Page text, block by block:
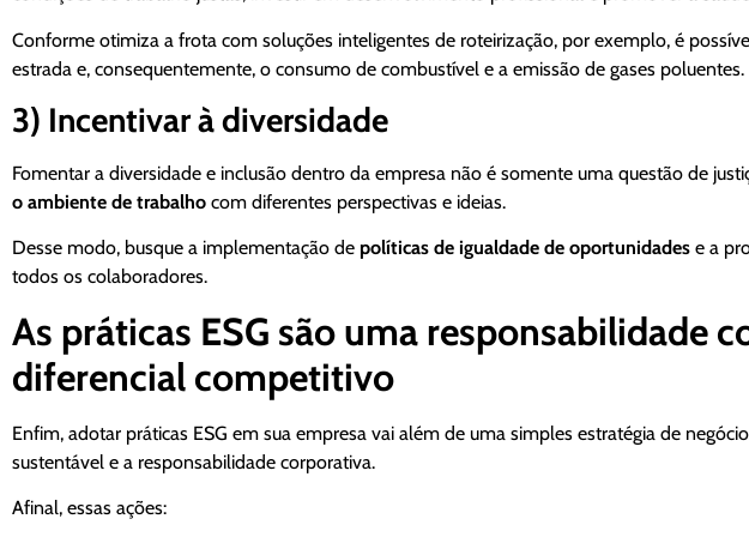
Conforme otimiza a frota com soluções inteligentes de roteirização, por exemplo, é
estrada e, consequentemente, o consumo de combustível e a emissão de gases poluentes.
3) Incentivar à diversidade
Fomentar a diversidade e inclusão dentro da empresa não é somente uma questão de
o ambiente de trabalho com diferentes perspectivas e ideias.
Desse modo, busque a implementação de políticas de igualdade de oportunidades e a
todos os colaboradores.
As práticas ESG são uma responsabilidade
diferencial competitivo
Enfim, adotar práticas ESG em sua empresa vai além de uma simples estratégia de
sustentável e a responsabilidade corporativa.
Afinal, essas ações: